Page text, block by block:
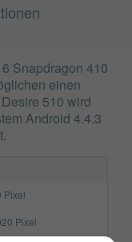
Snapdragon 410
einen
510 wird
Android 4.4.3
Pixel
Pixel